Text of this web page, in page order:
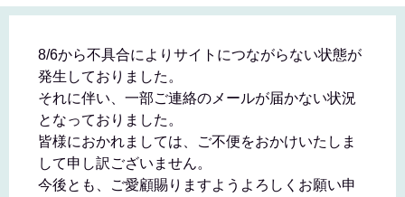
8/6から不具合によりサイトにつながらない状態が
発生しておりました。
それに伴い、一部ご連絡のメールが届かない状況
となっておりました。
皆様におかれましては、ご不便をおかけいたしま
して申し訳ございません。
今後とも、ご愛顧賜りますようよろしくお願い申